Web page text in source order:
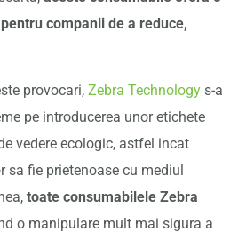
companii de a reduce,
provocari, Zebra Technology s-a
pe introducerea unor etichete
vedere ecologic, astfel incat
sa fie prietenoase cu mediul
toate consumabilele Zebra
o manipulare mult mai sigura a